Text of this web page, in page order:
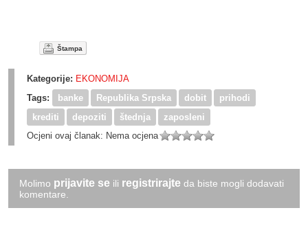
Štampa
Kategorije: EKONOMIJA
Tags:
banke Republika Srpska dobit
prihodi
krediti
depoziti štednja
zaposleni
Ocjeni ovaj članak: Nema ocjena
Molimo prijavite se ili registrirajte da biste mogli dodavati
komentare.